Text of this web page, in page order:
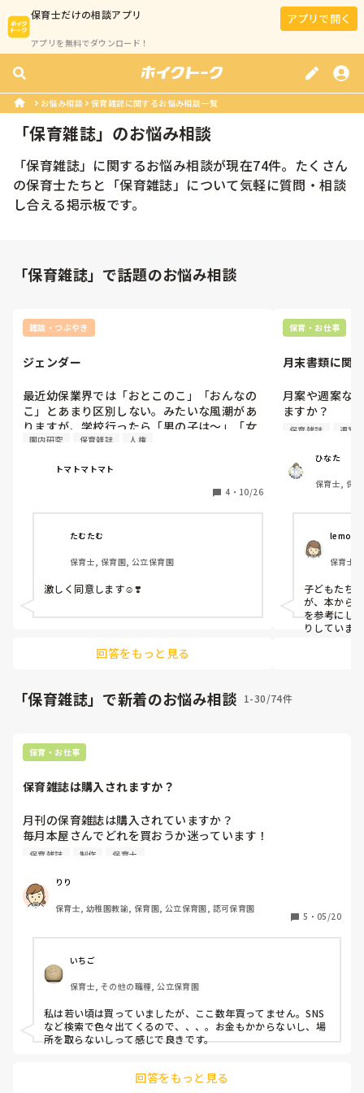
保育士だけの相談アプリ
アプリを無料でダウンロード！
アプリで開く
お悩み相談 保育雑誌に関するお悩み相談一覧
「保育雑誌」のお悩み相談
「保育雑誌」に関するお悩み相談が現在74件。たくさん
の保育士たちと「保育雑誌 」について気軽に質問・相談
し合える掲示板です。
「保育雑誌」で話題のお悩み相談
雑談・つぶやき
ジェンダー
最近幼保業界では「おとこのこ」「おんなの
こ」とあまり区別しない。みたいな風潮があ
りますが、学校行ったら「男の子は～」「女
の子は～」と言われるようになります。どう
出てくるためそうせざるを得ない。入学まで
男女の違いを意識させないようにさせないよ
うに、、、とされて、入学して急に男女別の
扱いになる。
むしろその方が余計に意識する、、、。
心と身体が必ずしも同一の性であるとは限ら
ない。ということを伝えるのが目的であれ
女の子なんだから足を広げて座らないほうが
いい。これは犯罪防止のためにも必要。だけ
しい色、女の子らしい遊び、、、
男女の違いに関わらず、子どもらしい、大人
らしい、先生らしい、、、誰かの決めた「~
らしい」にとらわれない楽しみ方を見つけて
はどうか。それぞれの色を知り、それぞれの
違いに気付き、その違いを愛し繋がり合えば
助け合える。
とかなんとか
園内研究 保育雑誌 人権
トマトマトマト
4 ・ 10/26
たむたむ
保育士, 保育園, 公立保育園
激しく同意します☺️❣️
回答をもっと見る
保育・お仕事
月末書類に関
月案や週案な
ますか？
それとも一か
文章を書くの
だけると嬉し
今はネットや
インスタなど
のもあります
る方法などあ
保育雑誌 週案
ひなた
保育士, 保
lemon
保育士,
子どもたち
が、本から
を参考にし
りしています
「保育雑誌」で新着のお悩み相談 1-30/74件
保育・お仕事
保育雑誌は購入されますか？
月刊の保育雑誌は購入されていますか？
毎月本屋さんでどれを買おうか迷っています！
その月の制作、やりたい内容が載っているものを買うのです
保育雑誌 制作 保育士
りり
保育士, 幼稚園教諭, 保育園, 公立保育園, 認可保育園
5 ・ 05/20
いちご
保育士, その他の職種, 公立保育園
私は若い頃は買っていましたが、ここ数年買ってません。SNS
など検索で色々出てくるので、、、。お金もかからないし、場
所を取らないしって感じで良きです。
回答をもっと見る